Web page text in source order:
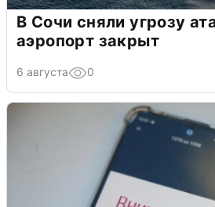
В Сочи сняли угрозу
аэропорт закрыт
6 августа 0